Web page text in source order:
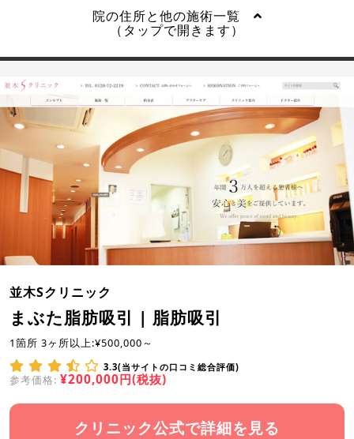
院の住所と他の施術一覧
（タップで開きます）
並木Sクリニック
まぶた脂肪吸引 | 脂肪吸引
1箇所 3ヶ所以上:¥500,000～
3.3(当サイトの口コミ総合評価)
参考価格: ¥200,000円(税抜)
クリニック公式で詳細を見る